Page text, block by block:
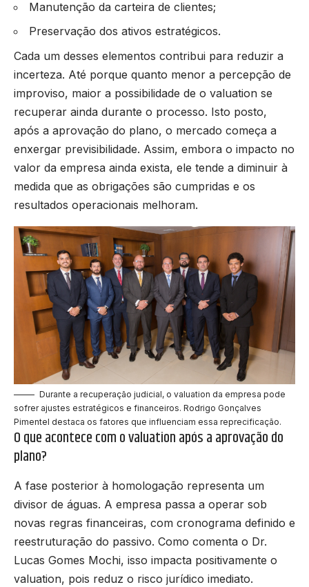
Manutenção da carteira de clientes;
Preservação dos ativos estratégicos.
Cada um desses elementos contribui para reduzir a
incerteza. Até porque quanto menor a percepção de
improviso, maior a possibilidade de o valuation se
recuperar ainda durante o processo. Isto posto,
após a aprovação do plano, o mercado começa a
enxergar previsibilidade. Assim, embora o impacto no
valor da empresa ainda exista, ele tende a diminuir à
medida que as obrigações são cumpridas e os
resultados operacionais melhoram.
Durante a recuperação judicial, o valuation da empresa pode
sofrer ajustes estratégicos e financeiros. Rodrigo Gonçalves
Pimentel destaca os fatores que influenciam essa reprecificação.
O que acontece com o valuation após a aprovação do
plano?
A fase posterior à homologação representa um
divisor de águas. A empresa passa a operar sob
novas regras financeiras, com cronograma definido e
reestruturação do passivo. Como comenta o Dr.
Lucas Gomes Mochi, isso impacta positivamente o
valuation, pois reduz o risco jurídico imediato.